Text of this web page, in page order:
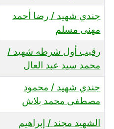
جندي شهيد / رضا أحمد
مهنى مسلم
رقيب أول شرطه شهيد /
محمد سيد عبد العال
جندي شهيد / محمود
مصطفى محمد بلاش
الشهيد مجند / إبراهيم